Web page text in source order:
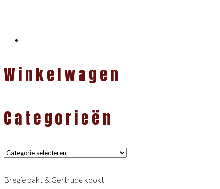
Winkelwagen
Categorieën
Categorieën
Bregje bakt & Gertrude kookt